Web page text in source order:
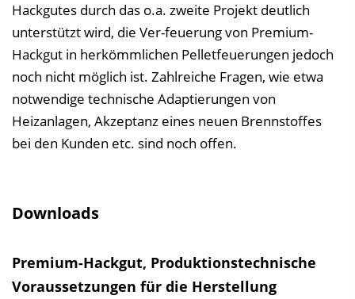
Hackgutes durch das o.a. zweite Projekt deutlich
unterstützt wird, die Ver-feuerung von Premium-
Hackgut in herkömmlichen Pelletfeuerungen jedoch
noch nicht möglich ist. Zahlreiche Fragen, wie etwa
notwendige technische Adaptierungen von
Heizanlagen, Akzeptanz eines neuen Brennstoffes
bei den Kunden etc. sind noch offen.
Downloads
Premium-Hackgut, Produktionstechnische
Voraussetzungen für die Herstellung